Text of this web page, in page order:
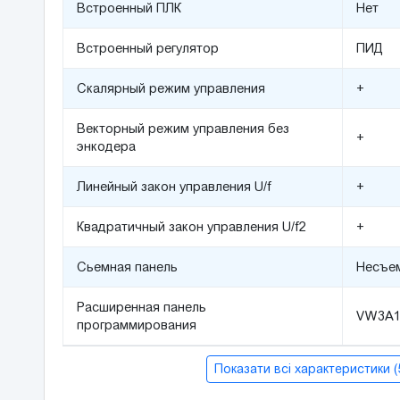
Встроенный ПЛК Нет
Встроенный регулятор ПИД
Скалярный режим управления +
Векторный режим управления без
энкодера
+
Линейный закон управления U/f +
Квадратичный закон управления U/f2 +
Сьемная панель
Расширенная панель
программирования
Показати всі характеристики